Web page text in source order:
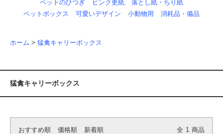
ペットのひつぎ ピンク更紙
落とし紙・ちり紙
ペットボックス
可愛いデザイン 小動物用 消耗品・備品
ホーム > 猛禽キャリーボックス
猛禽キャリーボックス
おすすめ順 価格順 新着順 全 1 商品